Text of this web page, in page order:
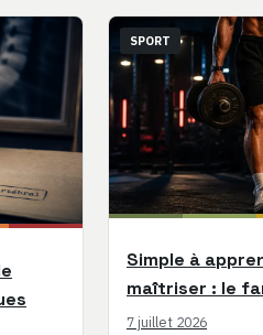
SPORT
Simple à
maîtriser : le
7 juillet 2026